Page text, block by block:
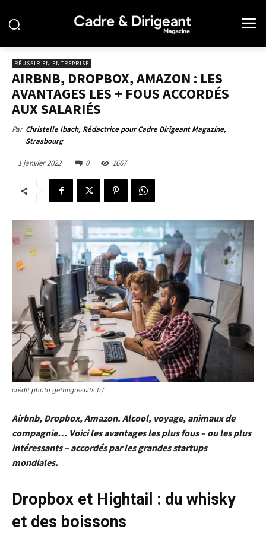
RÉUSSIR EN ENTREPRISE
AIRBNB, DROPBOX, AMAZON : LES
AVANTAGES LES + FOUS ACCORDÉS
AUX SALARIÉS
Par Christelle Ibach, Rédactrice pour Cadre Dirigeant Magazine,
Strasbourg
1 janvier 2022 0 1667
crédit photo gettingresults.fr/
Airbnb, Dropbox, Amazon. Alcool, voyage, animaux de
compagnie… Voici les avantages les plus fous – ou les plus
intéressants – accordés par les grandes startups
mondiales.
Dropbox et Hightail : du whisky
et des boissons